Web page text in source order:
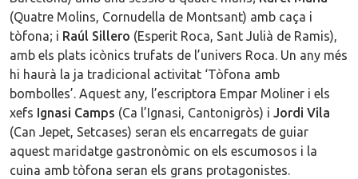
(Quatre Molins, Cornudella de Montsant) amb caça i
tòfona; i Raúl Sillero (Esperit Roca, Sant Julià de Ramis),
amb els plats icònics trufats de l’univers Roca. Un any més
hi haurà la ja tradicional activitat ‘Tòfona amb
bombolles’. Aquest any, l’escriptora Empar Moliner i els
xefs Ignasi Camps (Ca l’Ignasi, Cantonigròs) i Jordi Vila
(Can Jepet, Setcases) seran els encarregats de guiar
aquest maridatge gastronòmic on els escumosos i la
cuina amb tòfona seran els grans protagonistes.